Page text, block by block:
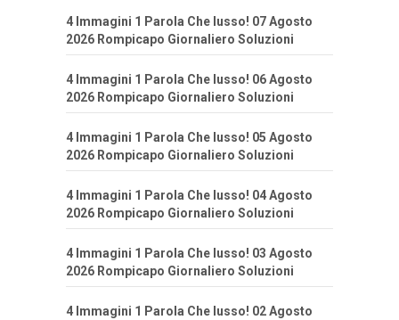
4 Immagini 1 Parola Che lusso! 07 Agosto
2026 Rompicapo Giornaliero Soluzioni
4 Immagini 1 Parola Che lusso! 06 Agosto
2026 Rompicapo Giornaliero Soluzioni
4 Immagini 1 Parola Che lusso! 05 Agosto
2026 Rompicapo Giornaliero Soluzioni
4 Immagini 1 Parola Che lusso! 04 Agosto
2026 Rompicapo Giornaliero Soluzioni
4 Immagini 1 Parola Che lusso! 03 Agosto
2026 Rompicapo Giornaliero Soluzioni
4 Immagini 1 Parola Che lusso! 02 Agosto